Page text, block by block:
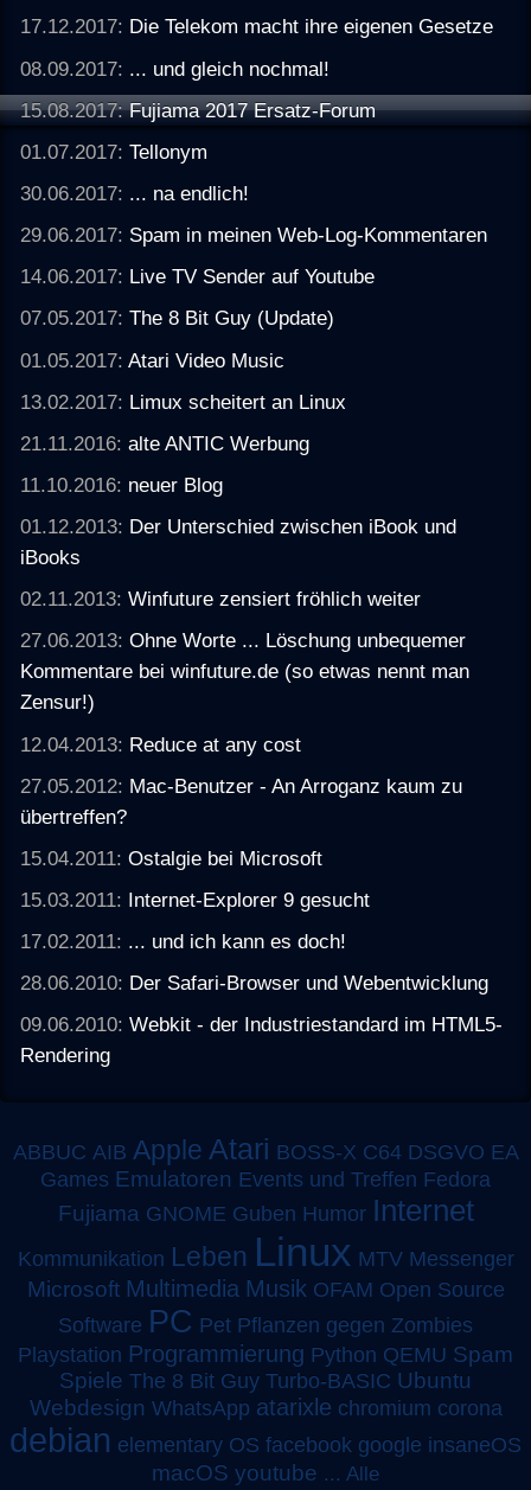
17.12.2017: Die Telekom macht ihre eigenen Gesetze
08.09.2017: ... und gleich nochmal!
15.08.2017:Fujiama 2017 Ersatz-Forum
01.07.2017:Tellonym
30.06.2017: ... na endlich!
29.06.2017: Spam in meinen Web-Log-Kommentaren
14.06.2017: Live TV Sender auf Youtube
07.05.2017:The 8 Bit Guy (Update)
01.05.2017:Atari Video Music
13.02.2017: Limux scheitert an Linux
21.11.2016:alte ANTIC Werbung
11.10.2016: neuer Blog
01.12.2013: Der Unterschied zwischen iBook und
iBooks
02.11.2013:Winfuture zensiert fröhlich weiter
27.06.2013:Ohne Worte ... Löschung unbequemer
Kommentare bei winfuture.de (so etwas nennt man
Zensur!)
12.04.2013: Reduce at any cost
27.05.2012: Mac-Benutzer - An Arroganz kaum zu
übertreffen?
15.04.2011:Ostalgie bei Microsoft
15.03.2011: Internet-Explorer 9 gesucht
17.02.2011: ... und ich kann es doch!
28.06.2010: Der Safari-Browser und Webentwicklung
09.06.2010:Webkit - der Industriestandard im HTML5-
Rendering
ABBUC AIB Apple Atari BOSS-X C64 DSGVO EA
Games Emulatoren Events und Treffen Fedora
Fujiama GNOME Guben Humor Internet
Kommunikation Leben Linux MTV Messenger
Microsoft Multimedia Musik OFAM Open Source
Software PC Pet Pflanzen gegen Zombies
Playstation Programmierung Python QEMU Spam
Spiele The 8 Bit Guy Turbo-BASIC Ubuntu
Webdesign WhatsApp atarixle chromium corona
debian elementary OS facebook google insaneOS
macOS youtube ... Alle